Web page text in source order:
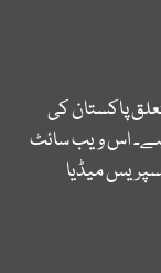
پاکستان کی
اس ویب سائٹ
میڈیا